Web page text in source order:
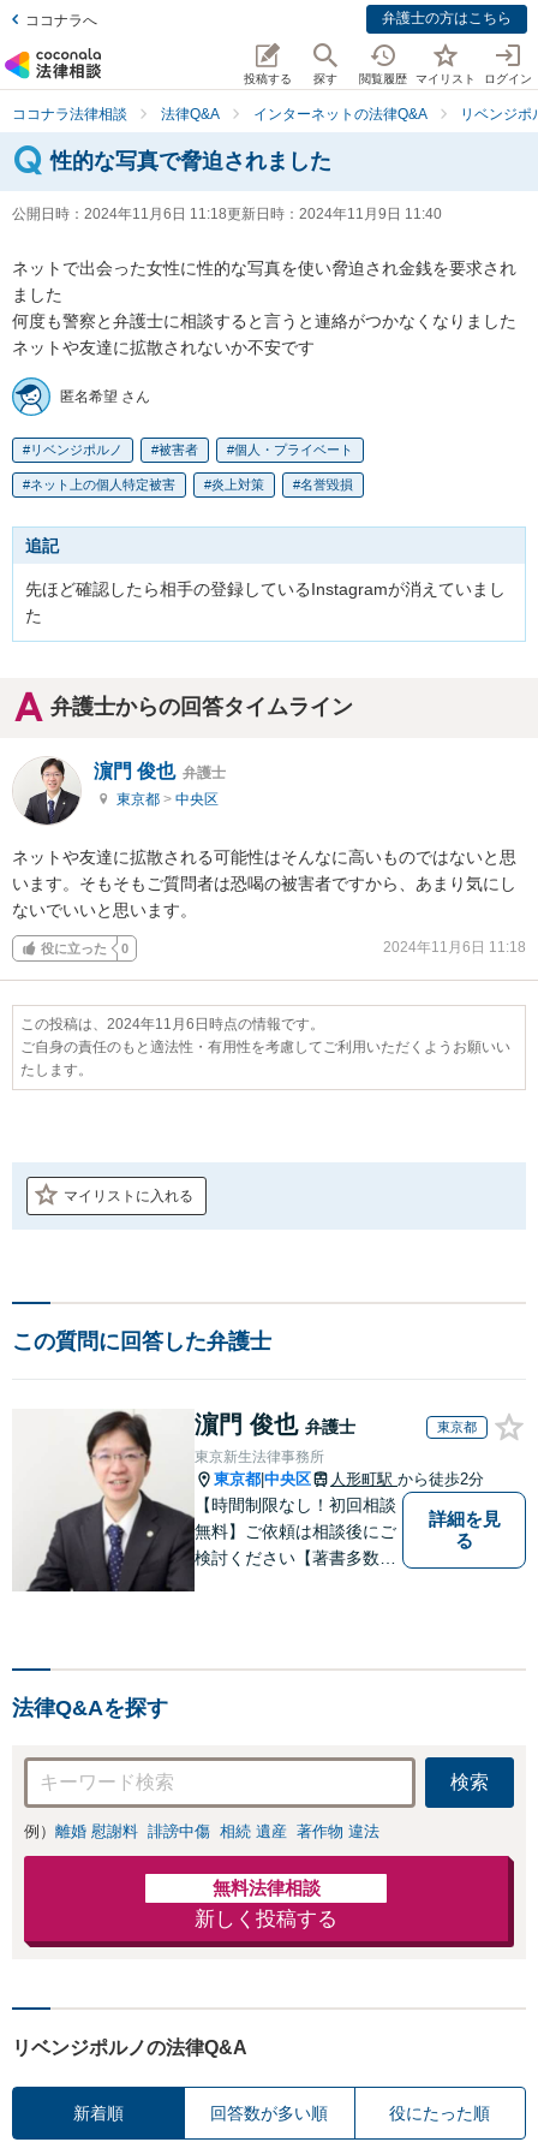
ココナラへ 弁護士の方はこちら
投稿する 探す 閲覧履歴 マイリスト ログイン
ココナラ法律相談 法律Q&A インターネットの法律Q&A リベンジポ
性的な写真で脅迫されました
公開日時： 2024年11月6日 11:18更新日時： 2024年11月9日 11:40
ネットで出会った女性に性的な写真を使い脅迫され金銭を要求され
ました
何度も警察と弁護士に相談すると言うと連絡がつかなくなりました
ネットや友達に拡散されないか不安です
匿名希望 さん
リベンジポルノ 被害者 個人・プライベート
ネット上の個人特定被害 炎上対策 名誉毀損
追記
先ほど確認したら相手の登録しているInstagramが消えていまし
た
弁護士からの回答タイムライン
濵門 俊也 弁護士
東京都 > 中央区
ネットや友達に拡散される可能性はそんなに高いものではないと思
います。そもそもご質問者は恐喝の被害者ですから、あまり気にし
ないでいいと思います。
役に立った 0 2024年11月6日 11:18
この投稿は、2024年11月6日時点の情報です。
ご自身の責任のもと適法性・有用性を考慮してご利用いただくようお願いい
たします。
マイリストに入れる
この質問に回答した弁護士
濵門 俊也 弁護士 東京都
東京新生法律事務所
東京都 中央区 人形町駅 から徒歩2分
【時間制限なし！初回相談
無料】ご依頼は相談後にご
検討ください【著書多数】
詳細を見
る
法律Q&Aを探す
検索
例） 離婚 慰謝料 誹謗中傷 相続 遺産 著作物 違法
無料法律相談
新しく投稿する
リベンジポルノの法律Q&A
新着順 回答数が多い順 役にたった順